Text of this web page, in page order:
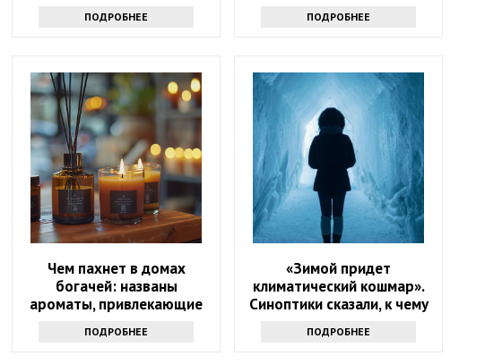
ПОДРОБНЕЕ ПОДРОБНЕЕ
Чем пахнет в домах
богачей: названы
ароматы, привлекающие
ПОДРОБНЕЕ
«Зимой придет
климатический кошмар».
Синоптики сказали, к чему
ПОДРОБНЕЕ